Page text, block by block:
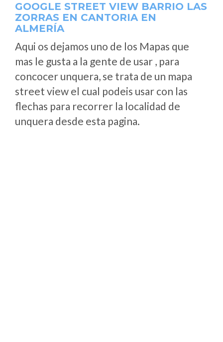
GOOGLE STREET VIEW BARRIO LAS
ZORRAS EN CANTORIA EN
ALMERÍA
Aqui os dejamos uno de los Mapas que
mas le gusta a la gente de usar , para
concocer unquera, se trata de un mapa
street view el cual podeis usar con las
flechas para recorrer la localidad de
unquera desde esta pagina.